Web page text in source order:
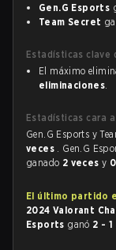
Gen.G Esports
Team Secret
Estadísticas clave
El máximo
eliminaciones.
Estadísticas cara
Gen.G Esports y
veces . Gen.G
ganado 2 vecesy
El último partido
2024 Valorant
Esports ganó 2 - 1